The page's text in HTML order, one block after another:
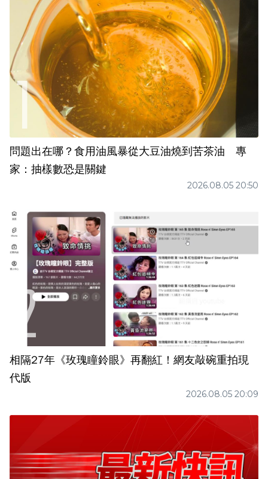
問題出在哪？食用油風暴從大豆油燒到苦茶油 專
家：抽樣數恐是關鍵
2026.08.05 20:50
相隔27年《玫瑰瞳鈴眼》再翻紅！網友敲碗重拍現
代版
2026.08.05 20:09